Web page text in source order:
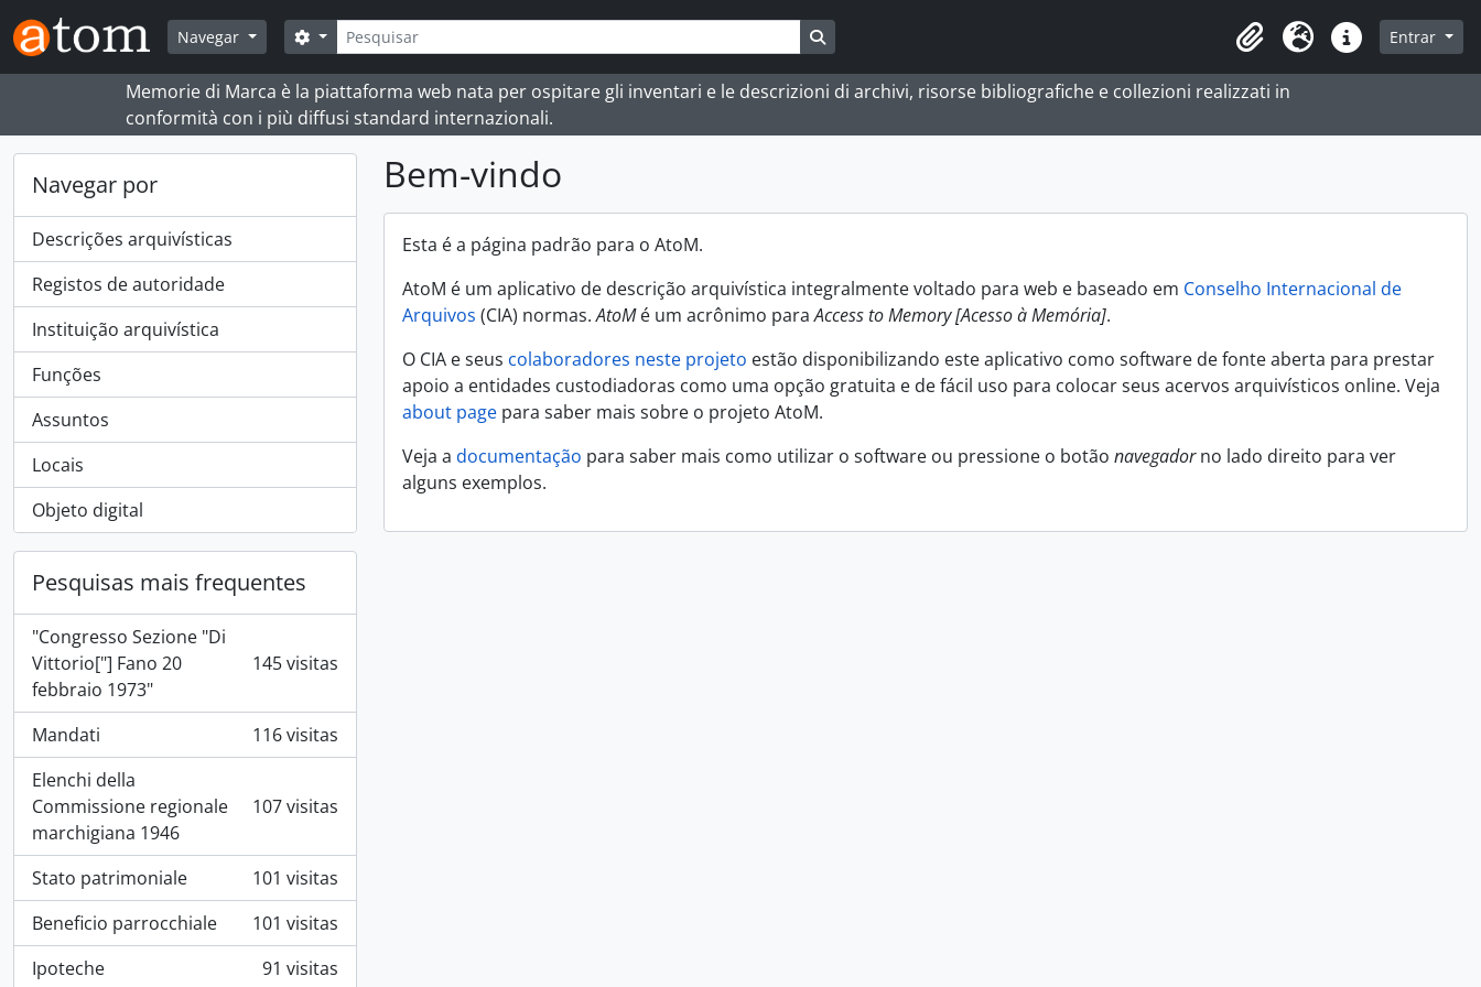
Skip to main content
Navegar
Pesquisar
Opções de busca
Área de transferência
Idioma Ligações rápidas
Entrar
Memorie di Marca è la piattaforma web nata per ospitare gli inventari e le descrizioni di archivi, risorse bibliografiche e collezioni realizzati in
conformità con i più diffusi standard internazionali.
Navegar por
Descrições arquivísticas
Registos de autoridade
Instituição arquivística
Funções
Assuntos
Locais
Objeto digital
Pesquisas mais frequentes
"Congresso Sezione "Di
Vittorio["] Fano 20
febbraio 1973"
145 visitas
Mandati
116 visitas
Elenchi della
Commissione regionale
marchigiana 1946
107 visitas
Stato patrimoniale
101 visitas
Beneficio parrocchiale
101 visitas
Ipoteche
91 visitas
Bem-vindo
Esta é a página padrão para o AtoM.
AtoM é um aplicativo de descrição arquivística integralmente voltado para web e baseado em Conselho Internacional de
Arquivos (CIA) normas.AtoMé um acrônimo paraAccess to Memory [Acesso à Memória].
O CIA e seus colaboradores neste projeto estão disponibilizando este aplicativo como software de fonte aberta para prestar
apoio a entidades custodiadoras como uma opção gratuita e de fácil uso para colocar seus acervos arquivísticos online. Veja
about page para saber mais sobre o projeto AtoM.
Veja a documentação para saber mais como utilizar o software ou pressione o botão navegadorno lado direito para ver
alguns exemplos.